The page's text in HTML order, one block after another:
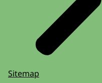
Sitemap